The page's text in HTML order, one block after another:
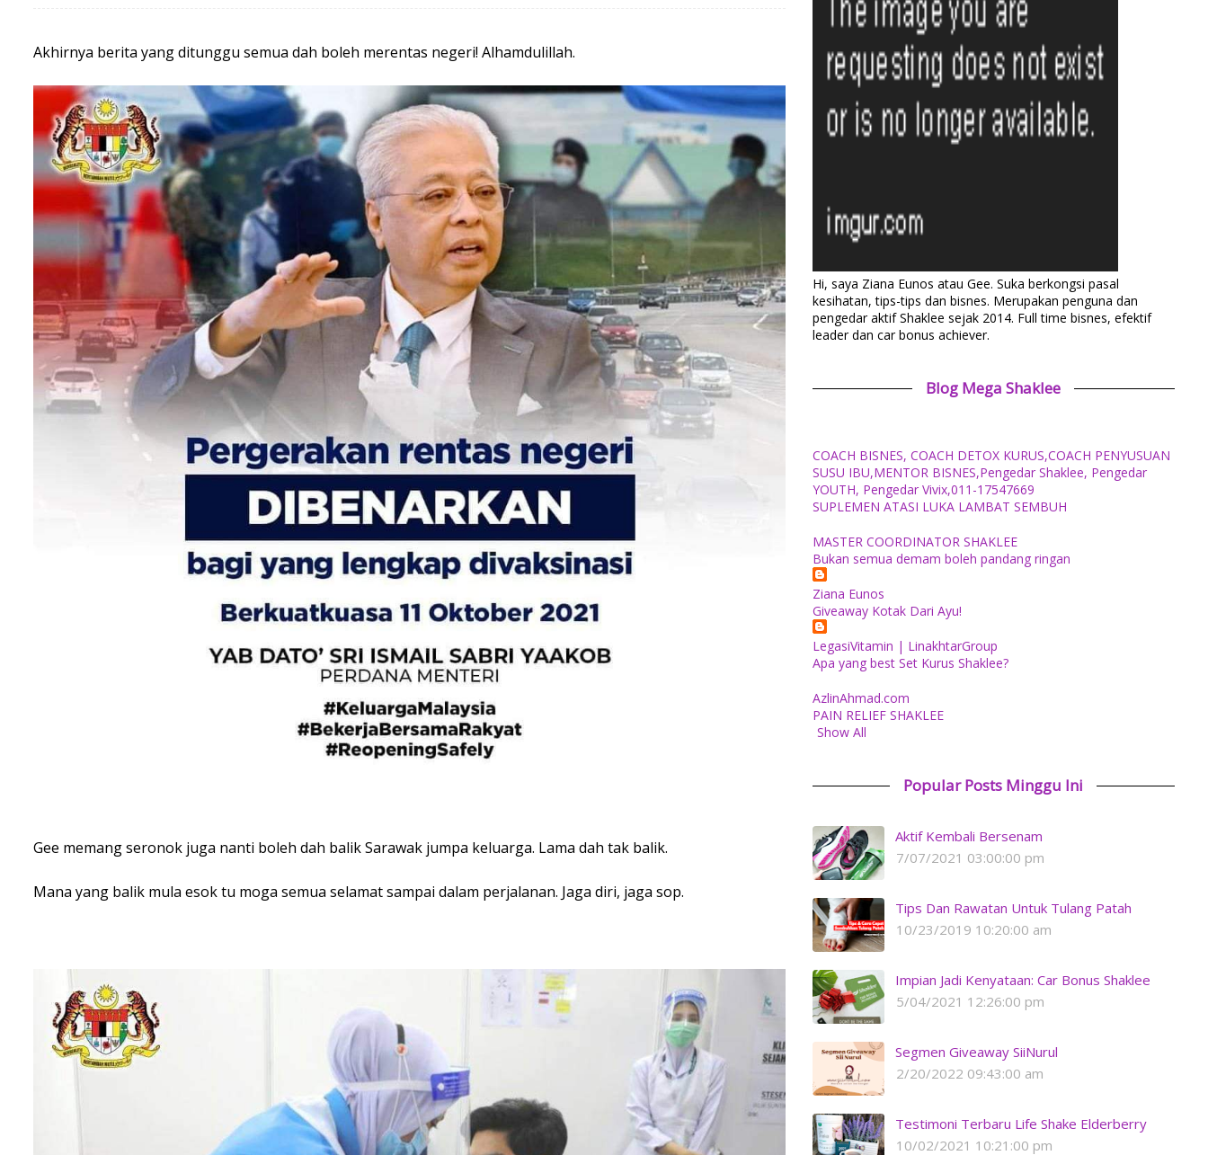
Akhirnya berita yang ditunggu semua dah boleh merentas negeri! Alhamdulillah.
Gee memang seronok juga nanti boleh dah balik Sarawak jumpa keluarga. Lama dah tak balik.
Mana yang balik mula esok tu moga semua selamat sampai dalam perjalanan. Jaga diri, jaga sop.
Hi, saya Ziana Eunos atau Gee. Suka berkongsi pasal
kesihatan, tips-tips dan bisnes. Merupakan penguna dan
pengedar aktif Shaklee sejak 2014. Full time bisnes, efektif
leader dan car bonus achiever.
Blog Mega Shaklee
COACH BISNES, COACH DETOX KURUS,COACH PENYUSUAN
SUSU IBU,MENTOR BISNES,Pengedar Shaklee, Pengedar
YOUTH, Pengedar Vivix,011-17547669
SUPLEMEN ATASI LUKA LAMBAT SEMBUH
MASTER COORDINATOR SHAKLEE
Bukan semua demam boleh pandang ringan
Ziana Eunos
Giveaway Kotak Dari Ayu!
LegasiVitamin | LinakhtarGroup
Apa yang best Set Kurus Shaklee?
AzlinAhmad.com
PAIN RELIEF SHAKLEE
Show All
Popular Posts Minggu Ini
Aktif Kembali Bersenam
7/07/2021 03:00:00 pm
Tips Dan Rawatan Untuk Tulang Patah
10/23/2019 10:20:00 am
Impian Jadi Kenyataan: Car Bonus Shaklee
5/04/2021 12:26:00 pm
Segmen Giveaway SiiNurul
2/20/2022 09:43:00 am
Testimoni Terbaru Life Shake Elderberry
10/02/2021 10:21:00 pm